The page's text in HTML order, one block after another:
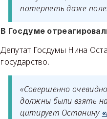
потерпеть даже
В Госдуме
Депутат Госдумы Нина
государство.
«Совершенно
должны были взять
цитирует Останину